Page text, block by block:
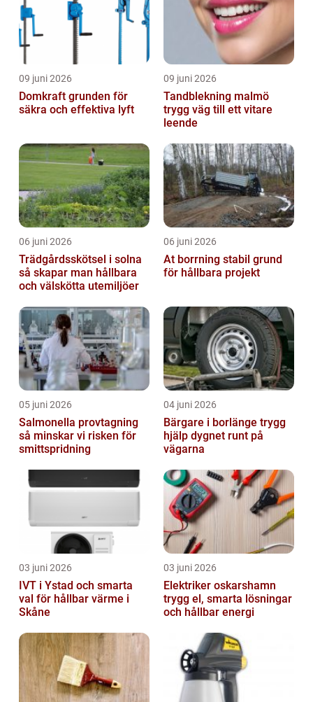
09 juni 2026
Domkraft grunden för
säkra och effektiva lyft
09 juni 2026
Tandblekning malmö
trygg väg till ett vitare
leende
06 juni 2026
Trädgårdsskötsel i solna
så skapar man hållbara
och välskötta utemiljöer
06 juni 2026
At borrning stabil grund
för hållbara projekt
05 juni 2026
Salmonella provtagning
så minskar vi risken för
smittspridning
04 juni 2026
Bärgare i borlänge trygg
hjälp dygnet runt på
vägarna
03 juni 2026
IVT i Ystad och smarta
val för hållbar värme i
Skåne
03 juni 2026
Elektriker oskarshamn
trygg el, smarta lösningar
och hållbar energi